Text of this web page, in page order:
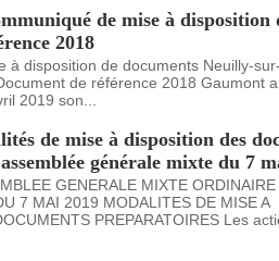
de mise à disposition
2018
à disposition de documents Neuilly-
de référence 2018 Gaumont
2019 son...
de mise à disposition des
générale mixte du 7
GENERALE MIXTE
7 MAI 2019 MODALITES DE MISE A
PREPARATOIRES Les